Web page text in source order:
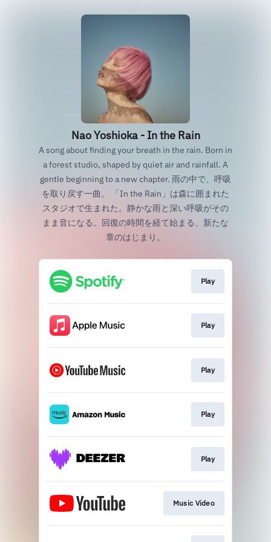
Nao Yoshioka - In the Rain
A song about finding your breath in the rain. Born in
a forest studio, shaped by quiet air and rainfall. A
gentle beginning to a new chapter. 雨の中で、呼吸
を取り戻す一曲。 「In the Rain」は森に囲まれた
スタジオで生まれた。静かな雨と深い呼吸がその
まま音になる。回復の時間を経て始まる、新たな
章のはじまり。
Play
Play
Play
Play
Play
Music Video